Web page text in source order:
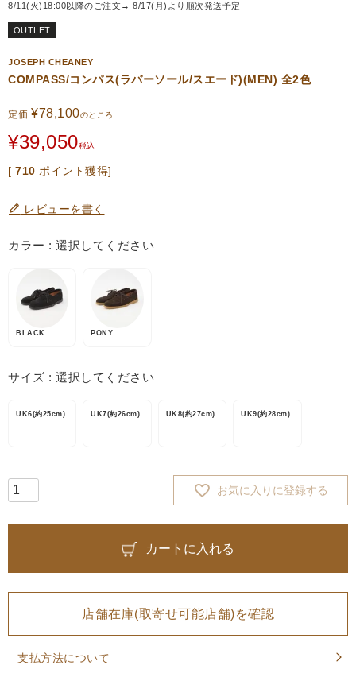
8/11(火)18:00以降のご注文→ 8/17(月)より順次発送予定
OUTLET
JOSEPH CHEANEY
COMPASS/コンパス(ラバーソール/スエード)(MEN) 全2色
定価 ¥78,100のところ
¥39,050税込
[ 710 ポイント獲得]
レビューを書く
カラー 選択してください
BLACK PONY
サイズ 選択してください
UK6(約25cm) UK7(約26cm) UK8(約27cm) UK9(約28cm)
お気に入りに登録する
カートに入れる
店舗在庫(取寄せ可能店舗)を確認
支払方法について